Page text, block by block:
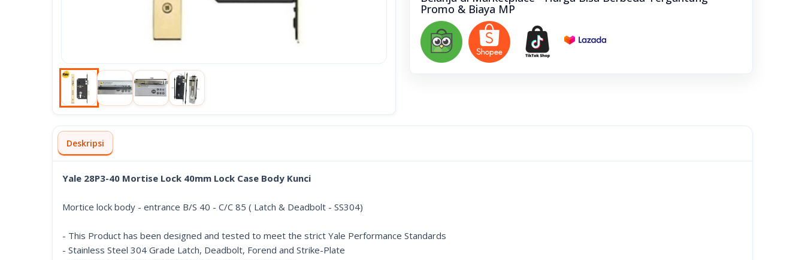
Promo & Biaya MP
Deskripsi
Yale 28P3-40 Mortise Lock 40mm Lock Case Body Kunci
Mortice lock body - entrance B/S 40 - C/C 85 ( Latch & Deadbolt - SS304)
- This Product has been designed and tested to meet the strict Yale Performance Standards
- Stainless Steel 304 Grade Latch, Deadbolt, Forend and Strike-Plate